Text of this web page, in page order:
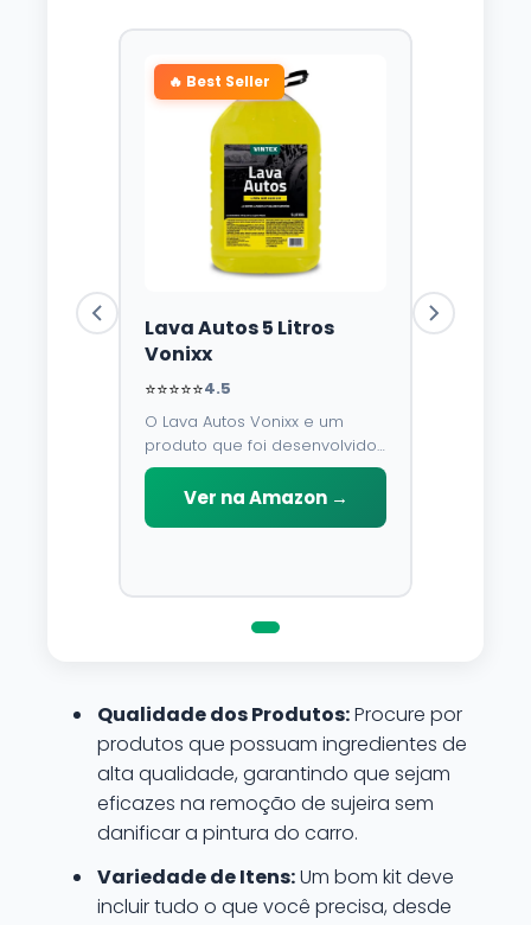
🔥 Best Seller
Lava Autos 5 Litros
Vonixx
⭐⭐⭐⭐⭐4.5
O Lava Autos Vonixx e um
produto que foi desenvolvido
para limpar, proteger e
conservar a lataria do veiculo.
Por possuir pH neutro, pode
Ver na Amazon →
Qualidade dos Produtos:Procure por
produtos que possuam ingredientes de
alta qualidade, garantindo que sejam
eficazes na remoção de sujeira sem
danificar a pintura do carro.
Variedade de Itens:Um bom kit deve
incluir tudo o que você precisa, desde